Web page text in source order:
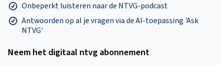
Onbeperkt luisteren naar de NTVG-podcast
Antwoorden op al je vragen via de AI-toepassing 'Ask
NTVG'
Neem het digitaal ntvg abonnement